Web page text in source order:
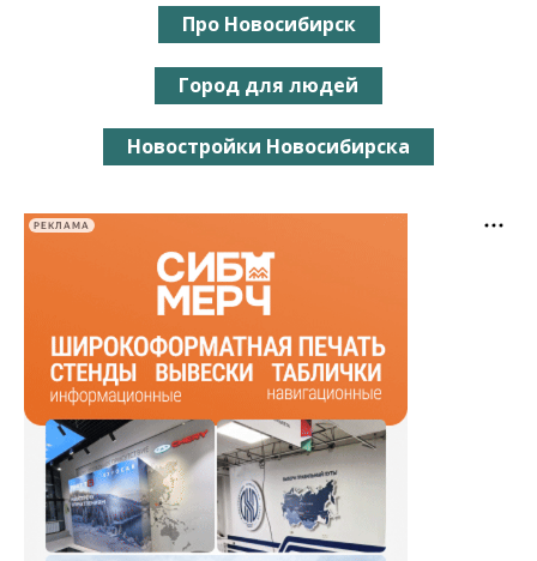
Про Новосибирск
Город для людей
Новостройки Новосибирска
РЕКЛАМА